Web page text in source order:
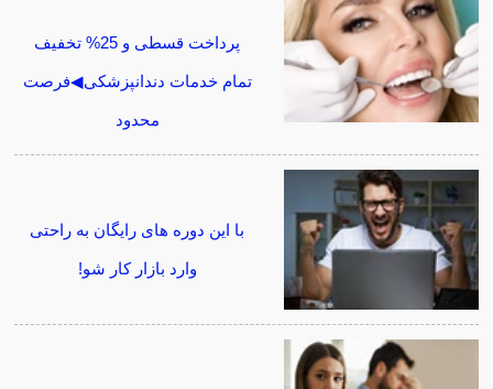
پرداخت قسطی و 25% تخفیف
تمام خدمات دندانپزشکی◀فرصت
محدود
با این دوره های رایگان به راحتی
وارد بازار کار شو!